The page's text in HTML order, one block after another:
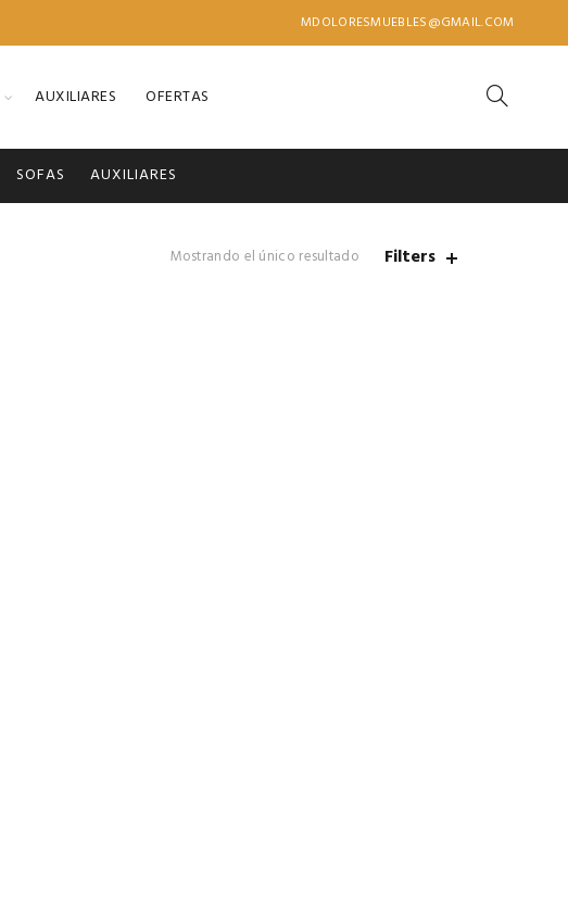
MDOLORESMUEBLES@GMAIL.COM
AUXILIARES OFERTAS
SOFAS AUXILIARES
Mostrando el único resultado Filters